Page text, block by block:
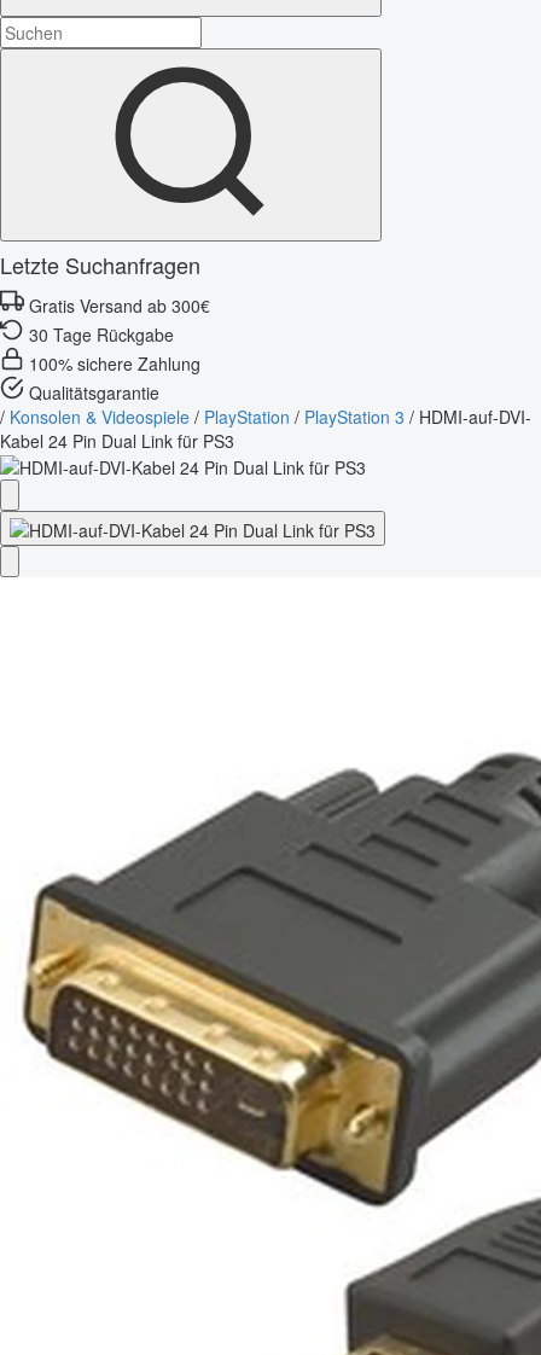
Letzte Suchanfragen
Gratis Versand ab 300€
30 Tage Rückgabe
100% sichere Zahlung
Qualitätsgarantie
/ Konsolen & Videospiele / PlayStation / PlayStation 3 / HDMI-auf-DVI-
Kabel 24 Pin Dual Link für PS3